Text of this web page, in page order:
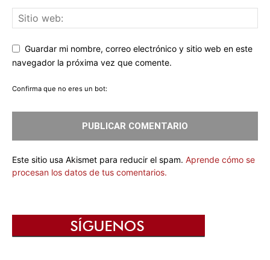
Guardar mi nombre, correo electrónico y sitio web en este
navegador la próxima vez que comente.
Confirma que no eres un bot:
Este sitio usa Akismet para reducir el spam. Aprende cómo se
procesan los datos de tus comentarios.